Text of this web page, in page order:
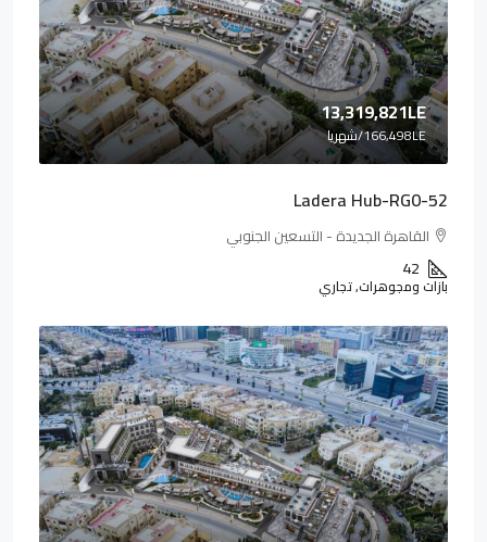
13,319,821LE
166,498LE/شهريا
Ladera Hub-RG0-52
القاهرة الجديدة - التسعين الجنوبي
42
بازات ومجوهرات, تجاري